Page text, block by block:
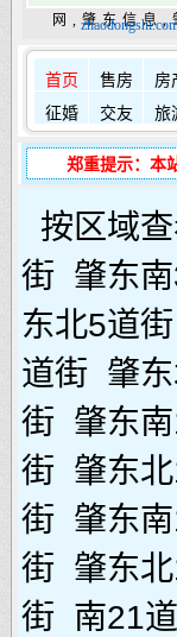
网,肇东信息,
365,肇东365
港
首页 售房 房
征婚
交友 旅
郑重提示：本
按区域查
街 肇东
东北5道街
道街 肇
街 肇东
街 肇东
街 肇东
街 肇东
街 南21